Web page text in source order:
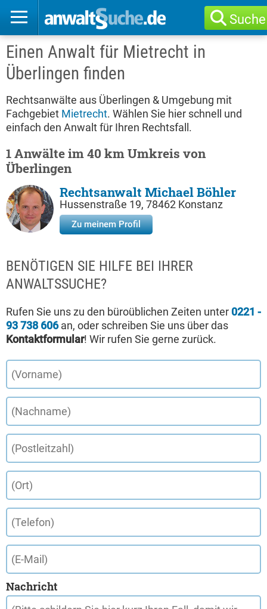
Suche
Einen Anwalt für Mietrecht in
Überlingen finden
Rechtsanwälte aus Überlingen & Umgebung mit
Fachgebiet Mietrecht. Wählen Sie hier schnell und
einfach den Anwalt für Ihren Rechtsfall.
1 Anwälte im 40 km Umkreis von
Überlingen
Rechtsanwalt Michael Böhler
Hussenstraße 19, 78462 Konstanz
Zu meinem Profil
BENÖTIGEN SIE HILFE BEI IHRER
ANWALTSSUCHE?
Rufen Sie uns zu den büroüblichen Zeiten unter 0221 -
93 738 606an, oder schreiben Sie uns über das
Kontaktformular! Wir rufen Sie gerne zurück.
Nachricht